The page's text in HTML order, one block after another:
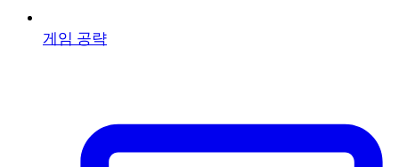
게임 공략